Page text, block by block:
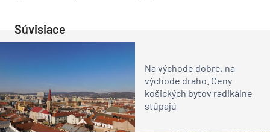
Súvisiace
Na východe dobre, na
východe draho. Ceny
košických bytov radikálne
stúpajú